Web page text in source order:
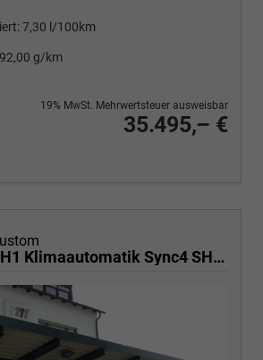
7,30 l/100km
g/km
35.495,– €
19% MwSt. Mehrwertsteuer ausweisbar
drucken
Trend 320 L1H1 Klimaautomatik Sync4 SHZ 2 x Einparkhilfe Kamera 5JG